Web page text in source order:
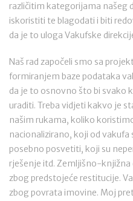
različitim kategorijama našeg
iskoristiti te blagodati i biti
da je to uloga Vakufske
Naš rad započeli smo sa
formiranjem baze podataka
da je to osnovno što bi svako
uraditi. Treba vidjeti kakvo je
našim rukama, koliko
nacionalizirano, koji od vakufa
posebno posvetiti, koji su
rješenje itd. Zemljišno-knjižna
zbog predstojeće restitucije.
zbog povrata imovine. Moj